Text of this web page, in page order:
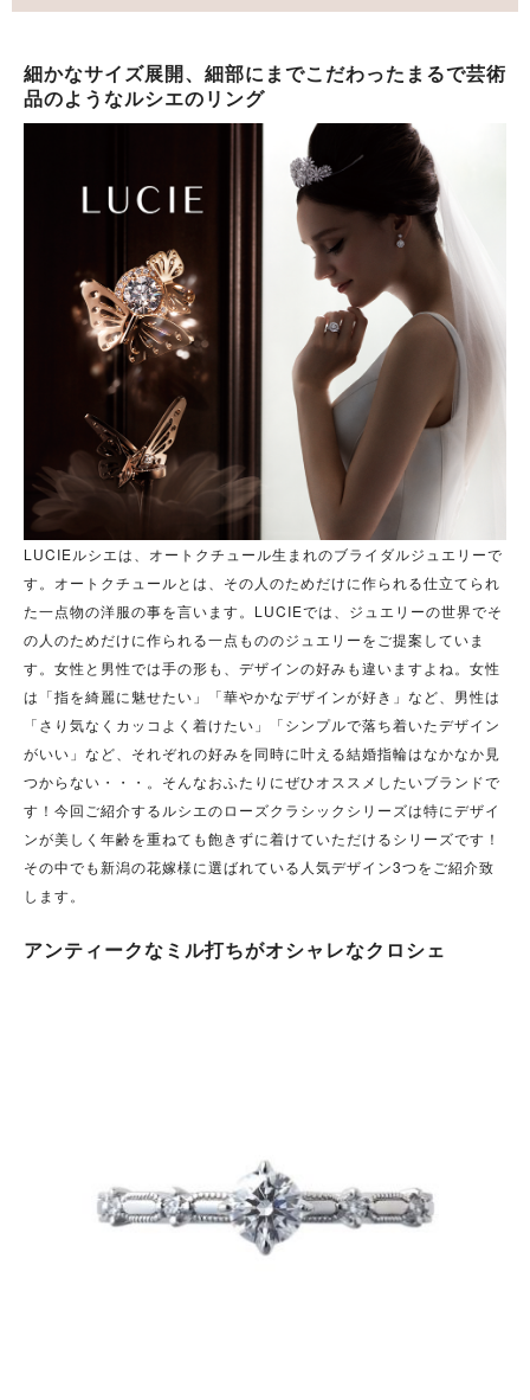
細かなサイズ展開、細部にまでこだわったまるで芸術
品のようなルシエのリング
LUCIEルシエは、オートクチュール生まれのブライダルジュエリーで
す。オートクチュールとは、その人のためだけに作られる仕立てられ
た一点物の洋服の事を言います。LUCIEでは、ジュエリーの世界でそ
の人のためだけに作られる一点もののジュエリーをご提案していま
す。女性と男性では手の形も、デザインの好みも違いますよね。女性
は「指を綺麗に魅せたい」「華やかなデザインが好き」など、男性は
「さり気なくカッコよく着けたい」「シンプルで落ち着いたデザイン
がいい」など、それぞれの好みを同時に叶える結婚指輪はなかなか見
つからない・・・。そんなおふたりにぜひオススメしたいブランドで
す！今回ご紹介するルシエのローズクラシックシリーズは特にデザイ
ンが美しく年齢を重ねても飽きずに着けていただけるシリーズです！
その中でも新潟の花嫁様に選ばれている人気デザイン3つをご紹介致
します。
アンティークなミル打ちがオシャレなクロシェ